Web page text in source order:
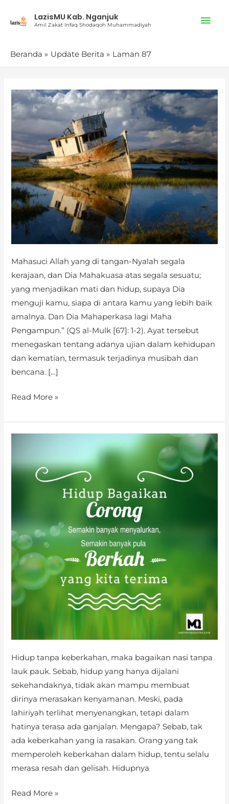
LazisMU Kab. Nganjuk
Amil Zakat Infaq Shodaqoh Muhammadiyah
Beranda Update Berita Laman 87
Mahasuci Allah yang di tangan-Nyalah segala
kerajaan, dan Dia Mahakuasa atas segala sesuatu;
yang menjadikan mati dan hidup, supaya Dia
menguji kamu, siapa di antara kamu yang lebih baik
amalnya. Dan Dia Mahaperkasa lagi Maha
Pengampun.” (QS al-Mulk [67]: 1-2). Ayat tersebut
menegaskan tentang adanya ujian dalam kehidupan
dan kematian, termasuk terjadinya musibah dan
bencana. […]
HIKMAH
YANG
BISA
DIPETIK
DARI
SEBUAH
MUSIBAH
Read More »
Hidup tanpa keberkahan, maka bagaikan nasi tanpa
lauk pauk. Sebab, hidup yang hanya dijalani
sekehandaknya, tidak akan mampu membuat
dirinya merasakan kenyamanan. Meski, pada
lahiriyah terlihat menyenangkan, tetapi dalam
hatinya terasa ada ganjalan. Mengapa? Sebab, tak
ada keberkahan yang ia rasakan. Orang yang tak
memperoleh keberkahan dalam hidup, tentu selalu
merasa resah dan gelisah. Hidupnya
KEBERKAHAN
HIDUP
Read More »